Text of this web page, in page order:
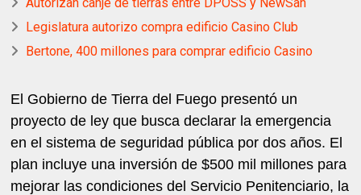
Legislatura autorizo compra edificio Casino Club
Bertone, 400 millones para comprar edificio Casino
El Gobierno de Tierra del Fuego presentó un
proyecto de ley que busca declarar la emergencia
en el sistema de seguridad pública por dos años. El
plan incluye una inversión de $500 mil millones para
mejorar las condiciones del Servicio Penitenciario, la